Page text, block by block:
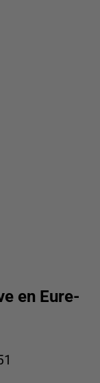
en Eure-